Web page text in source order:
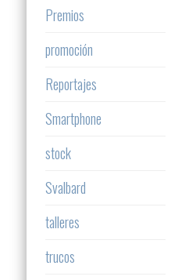
Premios
promoción
Reportajes
Smartphone
stock
Svalbard
talleres
trucos